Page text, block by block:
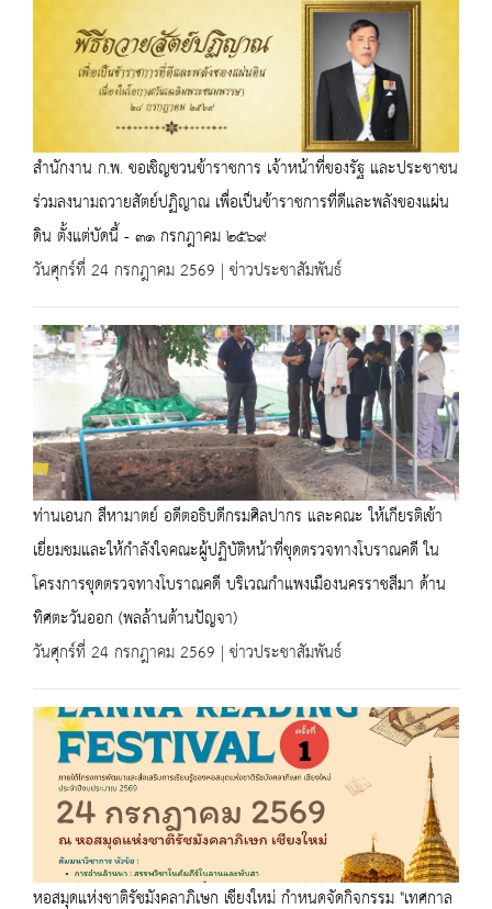
สำนักงาน ก.พ. ขอเชิญชวนข้าราชการ เจ้าหน้าที่ของรัฐ และประชาชน
ร่วมลงนามถวายสัตย์ปฏิญาณ เพื่อเป็นข้าราชการที่ดีและพลังของแผ่น
ดิน ตั้งแต่บัดนี้ - ๓๑ กรกฎาคม ๒๕๖๙
วันศุกร์ที่ 24 กรกฎาคม 2569 | ข่าวประชาสัมพันธ์
ท่านเอนก สีหามาตย์ อดีตอธิบดีกรมศิลปากร และคณะ ให้เกียรติเข้า
เยี่ยมชมและให้กำลังใจคณะผู้ปฏิบัติหน้าที่ขุดตรวจทางโบราณคดี ใน
โครงการขุดตรวจทางโบราณคดี บริเวณกำแพงเมืองนครราชสีมา ด้าน
ทิศตะวันออก (พลล้านต้านปัญจา)
วันศุกร์ที่ 24 กรกฎาคม 2569 | ข่าวประชาสัมพันธ์
หอสมุดแห่งชาติรัชมังคลาภิเษก เชียงใหม่ กำหนดจัดกิจกรรม "เทศกาล